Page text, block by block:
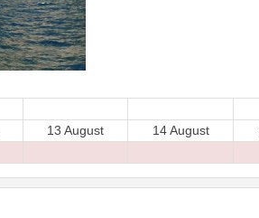
13 August 14 August